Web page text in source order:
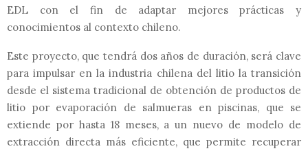
EDL con el fin de adaptar mejores prácticas y
conocimientos al contexto chileno.
Este proyecto, que tendrá dos años de duración, será clave
para impulsar en la industria chilena del litio la transición
desde el sistema tradicional de obtención de productos de
litio por evaporación de salmueras en piscinas, que se
extiende por hasta 18 meses, a un nuevo de modelo de
extracción directa más eficiente, que permite recuperar